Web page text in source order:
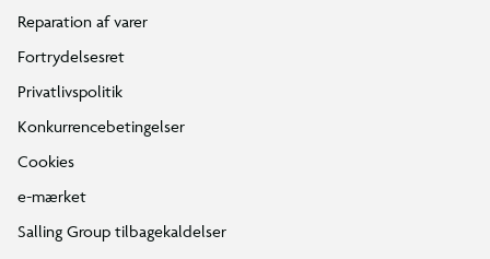
Reparation af varer
Fortrydelsesret
Privatlivspolitik
Konkurrencebetingelser
Cookies
e-mærket
Salling Group tilbagekaldelser